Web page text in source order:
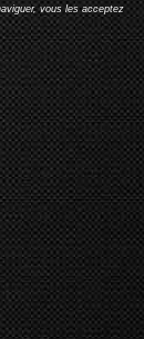
vous les acceptez